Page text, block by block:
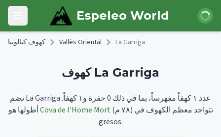
Skip to main content
Open main menu Espeleo World الدخول
كهوف كتالونيا Vallès Oriental La Garriga
كهوف La Garriga
تضم La Garriga عدد ١ كهفاً مفهرساً، بما في ذلك 0 حفرة و١ كهفاً.
Cova de l'Home Mort (٧٨ م) تتواجد معظم الكهوف في
gresos.